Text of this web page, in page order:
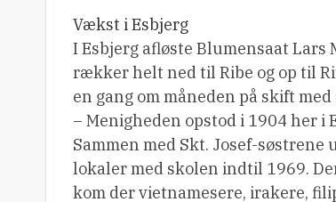
Vækst i Esbjerg
I Esbjerg afløste Blumensaat
rækker helt ned til Ribe og op til
en gang om måneden på skift
– Menigheden opstod i 1904 her i
Sammen med Skt. Josef-
lokaler med skolen indtil 1969.
kom der vietnamesere, irakere,